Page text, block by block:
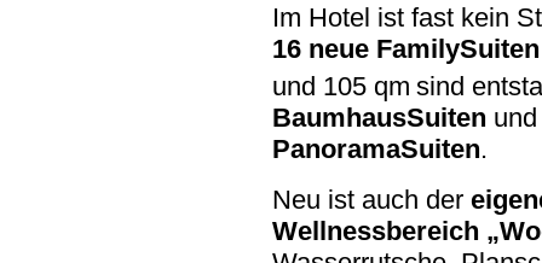
Im Hotel ist fast kein
16 neue FamilySuiten
und 105 qm sind
BaumhausSuiten
PanoramaSuiten.
Neu ist auch der
Wellnessbereich